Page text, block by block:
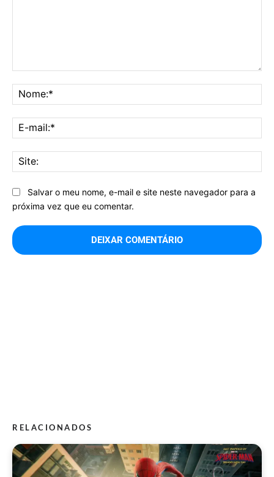
Salvar o meu nome, e-mail e site neste navegador para a
próxima vez que eu comentar.
RELACIONADOS